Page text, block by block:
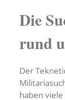
Die
rund
Der
haben